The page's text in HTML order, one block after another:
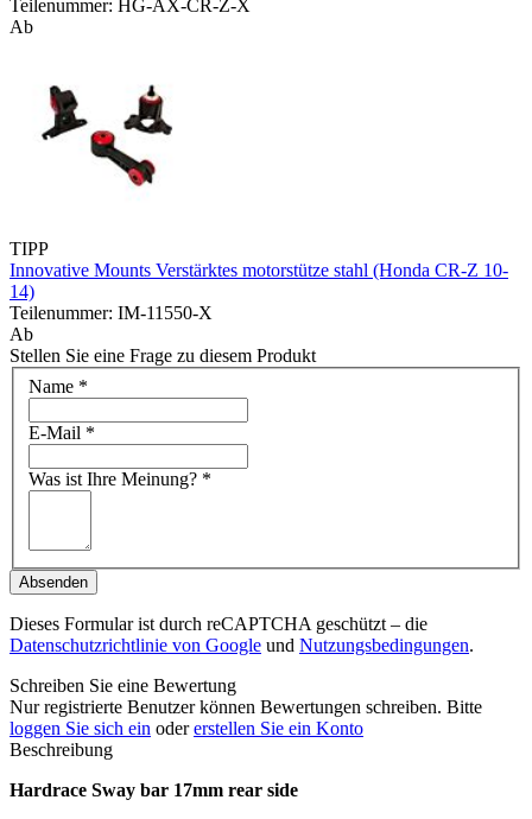
Teilenummer: HG-AX-CR-Z-X
Ab
TIPP
Innovative Mounts Verstärktes motorstütze stahl (Honda CR-Z 10-
14)
Teilenummer: IM-11550-X
Ab
Stellen Sie eine Frage zu diesem Produkt
Name *
E-Mail *
Was ist Ihre Meinung? *
Absenden
Dieses Formular ist durch reCAPTCHA geschützt – die
Datenschutzrichtlinie von Google und Nutzungsbedingungen.
Schreiben Sie eine Bewertung
Nur registrierte Benutzer können Bewertungen schreiben. Bitte
loggen Sie sich ein odererstellen Sie ein Konto
Beschreibung
Hardrace Sway bar 17mm rear side